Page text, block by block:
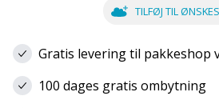
TILFØJ TIL
Gratis levering til pakkeshop
100 dages gratis ombytning